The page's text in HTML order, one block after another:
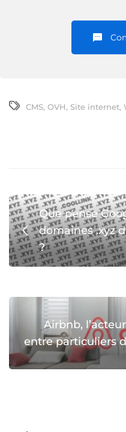
CMS, OVH, Site internet,
Que pense
domaines .xyz
?
Airbnb,
entre particuliers